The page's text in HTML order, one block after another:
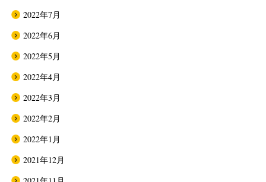
2022年7月
2022年6月
2022年5月
2022年4月
2022年3月
2022年2月
2022年1月
2021年12月